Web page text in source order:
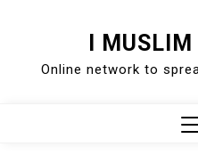
content
I
Online network to